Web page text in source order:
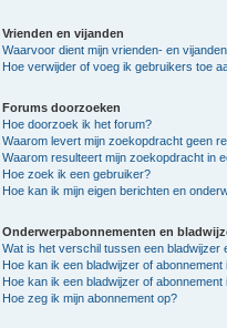
Vrienden en vijanden
Waarvoor dient mijn vrienden- en
Hoe verwijder of voeg ik gebruikers toe
Forums doorzoeken
Hoe doorzoek ik het forum?
Waarom levert mijn zoekopdracht geen
Waarom resulteert mijn zoekopdracht in
Hoe zoek ik een gebruiker?
Hoe kan ik mijn eigen berichten en
Onderwerpabonnementen en
Wat is het verschil tussen een bladwijzer
Hoe kan ik een bladwijzer of
Hoe kan ik een bladwijzer of
Hoe zeg ik mijn abonnement op?